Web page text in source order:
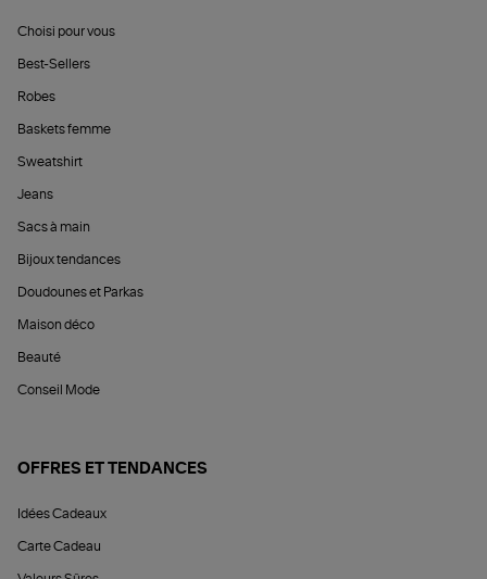
Choisi pour vous
Best-Sellers
Robes
Baskets femme
Sweatshirt
Jeans
Sacs à main
Bijoux tendances
Doudounes et Parkas
Maison déco
Beauté
Conseil Mode
OFFRES ET TENDANCES
Idées Cadeaux
Carte Cadeau